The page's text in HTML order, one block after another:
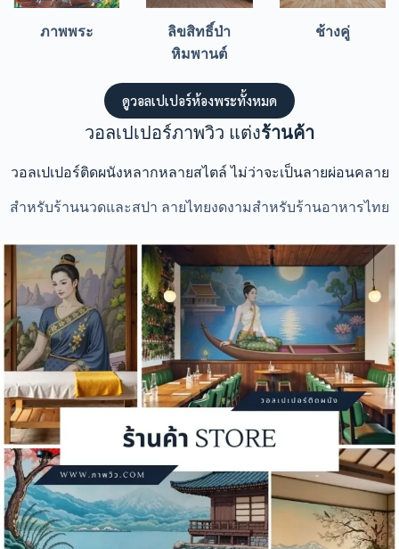
ภาพพระ
ลิขสิทธิ์ป่า
หิมพานต์
ช้างคู่
ดูวอลเปเปอร์ห้องพระทั้งหมด
วอลเปเปอร์ภาพวิว แต่งร้านค้า
วอลเปเปอร์ติดผนังหลากหลายสไตล์ ไม่ว่าจะเป็นลายผ่อนคลาย
สำหรับร้านนวดและสปา ลายไทยงดงามสำหรับร้านอาหารไทย